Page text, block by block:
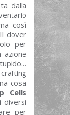
dalla
così
dover
per
azione
cosa
Cells
diversi
per